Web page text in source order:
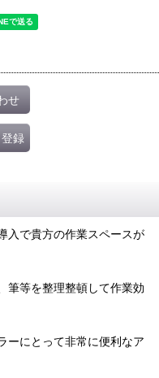
せ
録
入で貴方の作業スペースが
筆等を整理整頓して作業効
ーにとって非常に便利なア